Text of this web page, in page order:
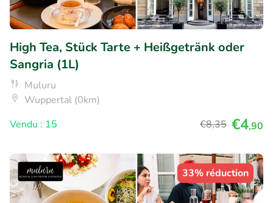
High Tea, Stück Tarte + Heißgetränk oder
Sangria (1L)
Muluru
Wuppertal (0km)
Vendu : 15
€8,35 €4,90
33% réduction